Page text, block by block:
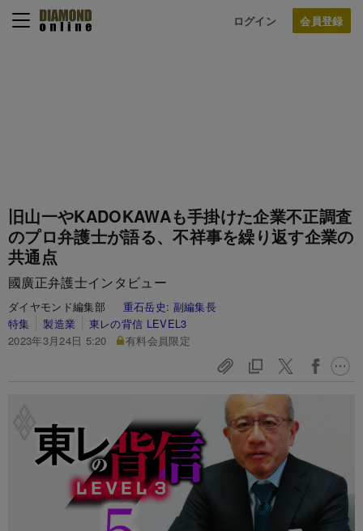
ログイン
旧山一やKADOKAWAも手掛けた企業不正調査
のプロ弁護士が語る、不祥事を繰り返す企業の
共通点
國廣正弁護士インタビュー
ダイヤモンド編集部 重石岳史: 副編集長
特集
製造業
東レの背信 LEVEL3
2023年3月24日 5:20
有料会員限定